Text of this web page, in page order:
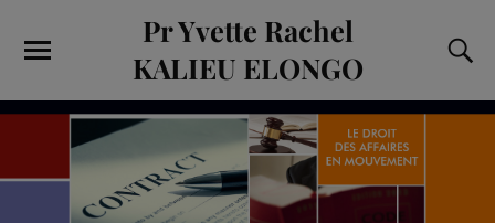
Pr Yvette Rachel
KALIEU ELONGO